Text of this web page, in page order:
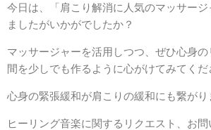
今日は、「肩こり解消に人気のマッサージ
ましたがいかがでしたか？
マッサージャーを活用しつつ、ぜひ心身
間を少しでも作るように心がけてみてくだ
心身の緊張緩和が肩こりの緩和にも繋がり
ヒーリング音楽に関するリクエスト、お